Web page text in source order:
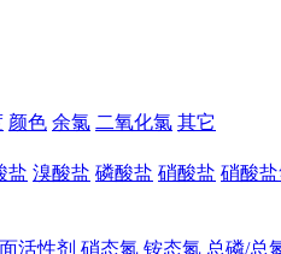
颜色 余氯 二氧化氯 其它
盐 溴酸盐 磷酸盐 硝酸盐 硝酸
活性剂 硝态氮 铵态氮 总磷/总